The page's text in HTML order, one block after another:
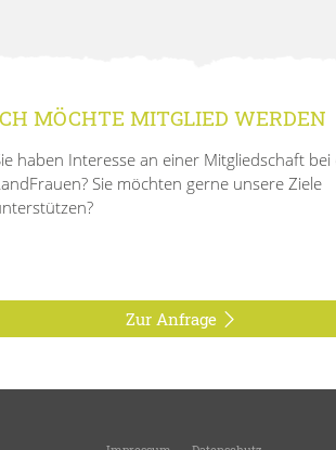
MÖCHTE MITGLIED WERDEN
haben Interesse an einer Mitgliedschaft bei
Sie möchten gerne unsere Ziele
Zur Anfrage